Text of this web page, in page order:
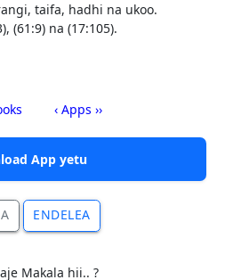
taifa, hadhi na ukoo.
(61:9) na (17:105).
‹ Apps ››
App yetu
ENDELEA
Makala hii.. ?